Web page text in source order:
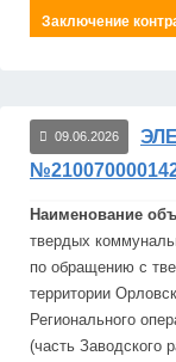
Заключение
09.06.2026
Наименование
твердых
по обращению с
территории
Регионального
(часть Заводского